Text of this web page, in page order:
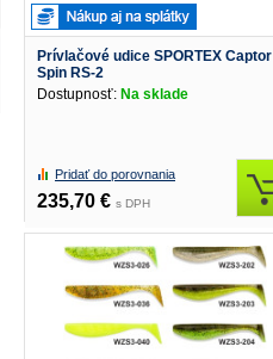
Prívlačové udice SPORTEX Captor
Spin RS-2
Dostupnosť: Na sklade
Pridať do porovnania
235,70 € s DPH